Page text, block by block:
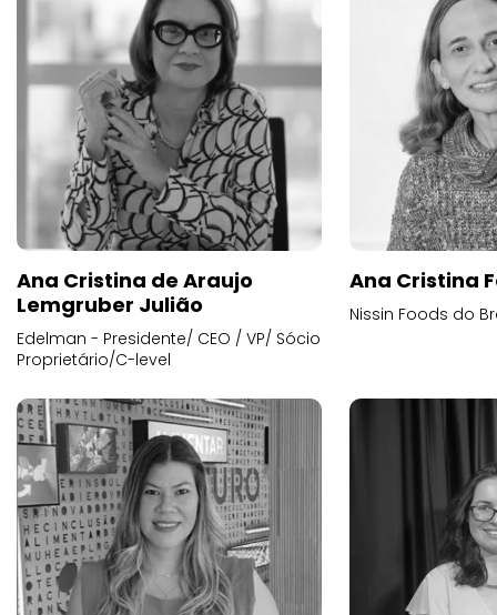
Ana Cristina de Araujo
Lemgruber Julião
Edelman - Presidente/ CEO / VP/ Sócio
Proprietário/C-level
Ana Cristina
Nissin Foods do